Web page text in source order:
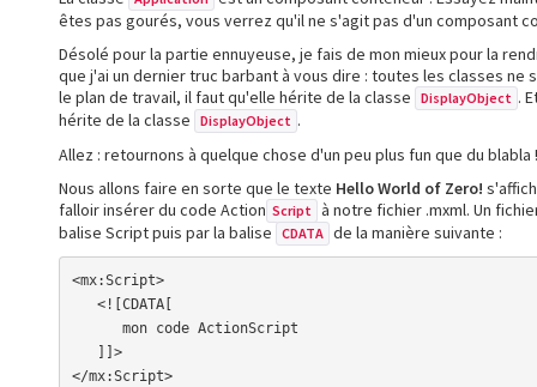
êtes pas gourés, vous verrez qu'il ne s'agit pas d'un composant
Désolé pour la partie ennuyeuse, je fais de mon mieux pour la
que j'ai un dernier truc barbant à vous dire : toutes les classes
le plan de travail, il faut qu'elle hérite de la classe DisplayObject .
hérite de la classe DisplayObject .
Allez : retournons à quelque chose d'un peu plus fun que du blabla
Nous allons faire en sorte que le texte Hello World of Zero!
falloir insérer du code Action Script à notre fichier .mxml. Un
balise Script puis par la balise CDATA de la manière suivante :
<mx:Script>
</mx:Script>